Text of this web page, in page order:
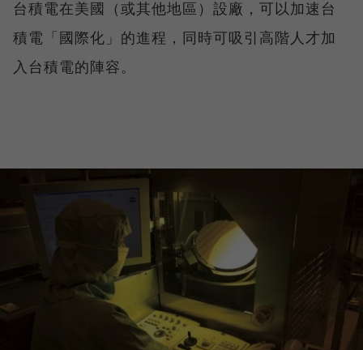
台積電在美國（或其他地區）設廠，可以加速台
積電「國際化」的進程，同時可吸引高階人才加
入台積電的陣容。